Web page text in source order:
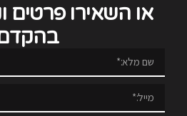
או השאירו פרטים